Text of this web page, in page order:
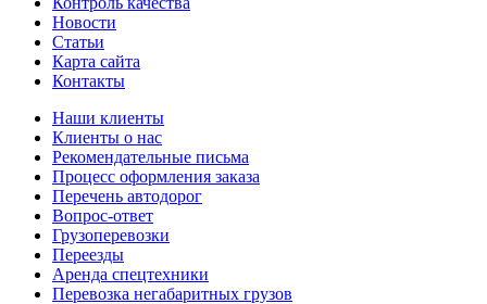
Новости
Статьи
Карта сайта
Контакты
Наши клиенты
Клиенты о нас
Рекомендательные письма
Процесс оформления заказа
Перечень автодорог
Вопрос-ответ
Грузоперевозки
Переезды
Аренда спецтехники
Перевозка негабаритных грузов